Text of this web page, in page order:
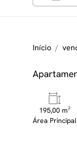
Início
195,00 m²
Área Principal